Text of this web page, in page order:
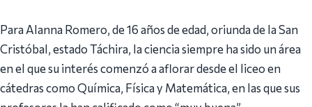
Para Alanna Romero, de 16 años de edad, oriunda de la San
Cristóbal, estado Táchira, la ciencia siempre ha sido un área
en el que su interés comenzó a aflorar desde el liceo en
cátedras como Química, Física y Matemática, en las que sus